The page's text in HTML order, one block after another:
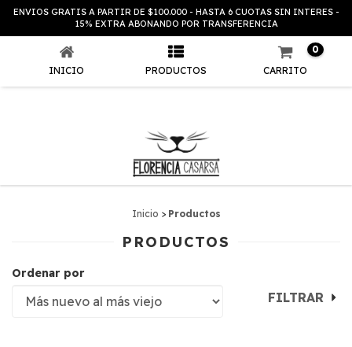
ENVIOS GRATIS A PARTIR DE $100.000 - HASTA 6 CUOTAS SIN INTERES -
15% EXTRA ABONANDO POR TRANSFERENCIA
PRODUCTOS
INICIO PRODUCTOS CARRITO
0
Inicio > Productos
PRODUCTOS
Ordenar por
FILTRAR